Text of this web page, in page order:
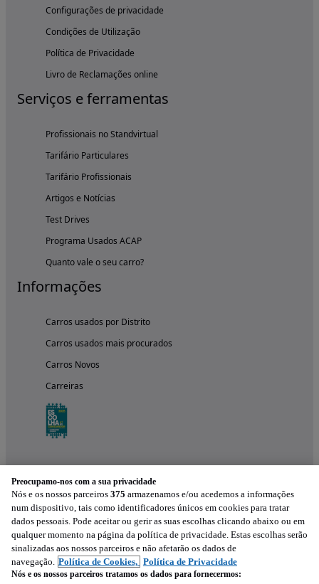
Configurações de privacidade
Condições de Utilização
Política de Privacidade
Livro de Reclamações online
Serviços e ferramentas
Profissionais no Standvirtual
Tarifário Particulares
Tarifário Profissionais
Artigos e Notícias
Test Drives
Programa Usados ACAP
Quanto vale o seu carro?
Informações
Carros usados por Distrito
Carros usados mais procurados
Carros Novos
Carreiras
Experimenta a aplicação
Preocupamo-nos com a sua privacidade
Nós e os nossos parceiros 375 armazenamos e/ou acedemos a informações
num dispositivo, tais como identificadores únicos em cookies para tratar
dados pessoais. Pode aceitar ou gerir as suas escolhas clicando abaixo ou em
qualquer momento na página da política de privacidade. Estas escolhas serão
sinalizadas aos nossos parceiros e não afetarão os dados de
navegação. Política de Cookies, Política de Privacidade
Nós e os nossos parceiros tratamos os dados para fornecermos: